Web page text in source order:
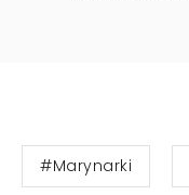
#Marynarki